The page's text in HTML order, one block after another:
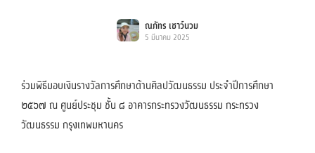
ณภัทร เชาว์นวม
5 มีนาคม 2025
ร่วมพิธีมอบเงินรางวัลการศึกษาด้านศิลปวัฒนธรรม ประจำปีการศึกษา
๒๕๖๗ ณ ศูนย์ประชุม ชั้น ๘ อาคารกระทรวงวัฒนธรรม กระทรวง
วัฒนธรรม กรุงเทพมหานคร